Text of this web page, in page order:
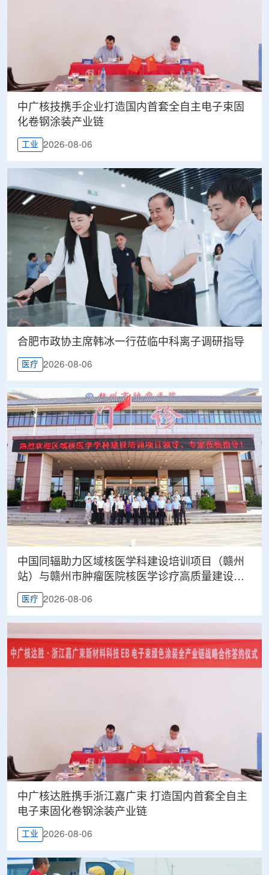
中广核技携手企业打造国内首套全自主电子束固
化卷钢涂装产业链
工业 2026-08-06
合肥市政协主席韩冰一行莅临中科离子调研指导
医疗 2026-08-06
中国同辐助力区域核医学科建设培训项目（赣州
站）与赣州市肿瘤医院核医学诊疗高质量建设项
目同步启动
医疗 2026-08-06
中广核达胜携手浙江嘉广束 打造国内首套全自主
电子束固化卷钢涂装产业链
工业 2026-08-06